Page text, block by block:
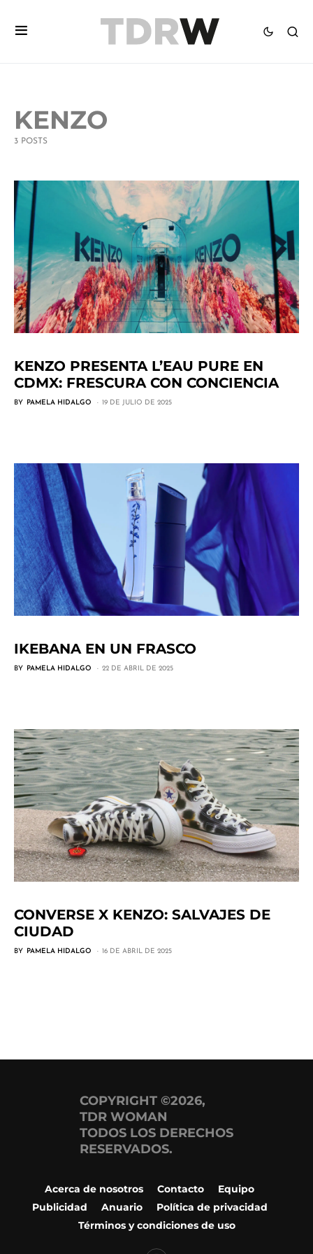
KENZO
3 POSTS
KENZO PRESENTA L’EAU PURE EN
CDMX: FRESCURA CON CONCIENCIA
BY PAMELA HIDALGO 19 DE JULIO DE 2025
IKEBANA EN UN FRASCO
BY PAMELA HIDALGO 22 DE ABRIL DE 2025
CONVERSE X KENZO: SALVAJES DE
CIUDAD
BY PAMELA HIDALGO 16 DE ABRIL DE 2025
COPYRIGHT ©2026,
TDR WOMAN
TODOS LOS DERECHOS
RESERVADOS.
Acerca de nosotros Contacto
Equipo
Publicidad
Anuario
Política de privacidad
Términos y condiciones de uso